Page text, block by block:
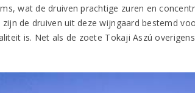
wat de druiven prachtige zuren en
de druiven uit deze wijngaard bestemd
is. Net als de zoete Tokaji Aszú